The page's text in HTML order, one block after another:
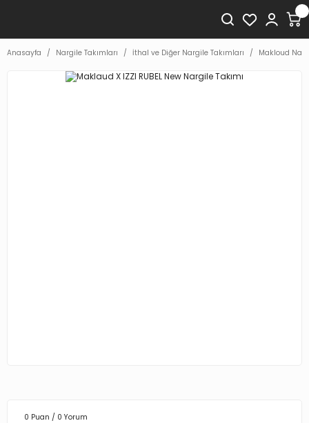
Anasayfa Nargile Takımları İthal ve Diğer Nargile Takımları Makloud
0 Puan / 0 Yorum